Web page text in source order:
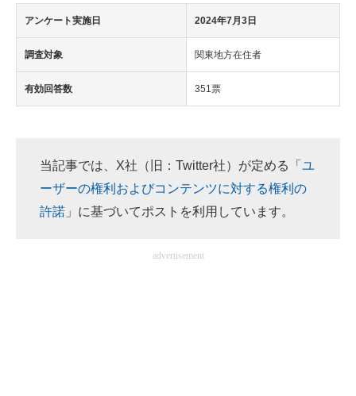
アンケート実施日 2024年7月3日
調査対象 関東地方在住者
有効回答数 351票
当記事では、X社（旧：Twitter社）が定める「 ユ
ーザーの権利およびコンテンツに対する権利の
許諾 」に基づいてポストを利用しています。
advertisement